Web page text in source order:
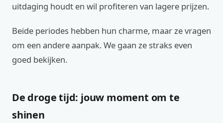
uitdaging houdt en wil profiteren van lagere prijzen.
Beide periodes hebben hun charme, maar ze vragen
om een andere aanpak. We gaan ze straks even
goed bekijken.
De droge tijd: jouw moment om te
shinen